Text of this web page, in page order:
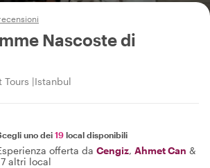
Nascoste di
Istanbul
uno dei 19 local disponibili
offerta da Cengiz, Ahmet Can &
altri local